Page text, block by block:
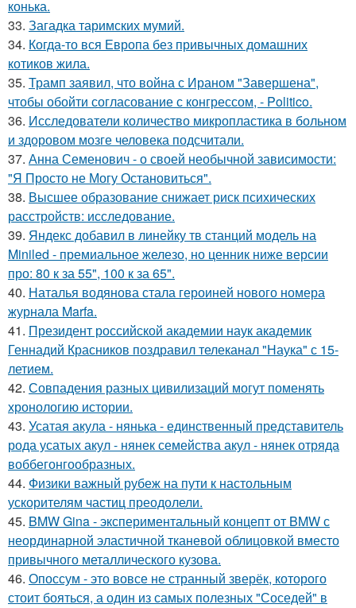
конька.
33. Загадка таримских мумий.
34. Когда-то вся Европа без привычных домашних
котиков жила.
35. Трамп заявил, что война с Ираном "Завершена",
чтобы обойти согласование с конгрессом, - Politico.
36. Исследователи количество микропластика в больном
и здоровом мозге человека подсчитали.
37. Анна Семенович - о своей необычной зависимости:
"Я Просто не Могу Остановиться".
38. Высшее образование снижает риск психических
расстройств: исследование.
39. Яндекс добавил в линейку тв станций модель на
Miniled - премиальное железо, но ценник ниже версии
про: 80 к за 55", 100 к за 65".
40. Наталья водянова стала героиней нового номера
журнала Marfa.
41. Президент российской академии наук академик
Геннадий Красников поздравил телеканал "Наука" с 15-
летием.
42. Совпадения разных цивилизаций могут поменять
хронологию истории.
43. Усатая акула - нянька - единственный представитель
рода усатых акул - нянек семейства акул - нянек отряда
воббегонгообразных.
44. Физики важный рубеж на пути к настольным
ускорителям частиц преодолели.
45. BMW Gina - экспериментальный концепт от BMW с
неординарной эластичной тканевой облицовкой вместо
привычного металлического кузова.
46. Опоссум - это вовсе не странный зверёк, которого
стоит бояться, а один из самых полезных "Соседей" в